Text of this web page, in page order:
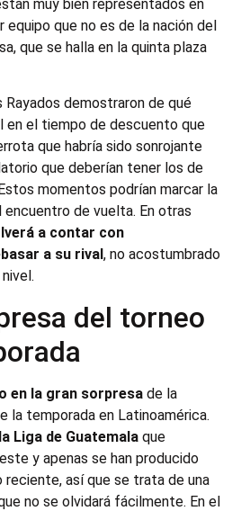
muy bien representados en
que no es de la nación del
que se halla en la quinta plaza
Rayados demostraron de qué
en el tiempo de descuento que
que habría sido sonrojante
que deberían tener los de
momentos podrían marcar la
de vuelta. En otras
a contar con
a su rival , no acostumbrado
del torneo
en la gran sorpresa de la
la temporada en Latinoamérica.
la Liga de Guatemala que
y apenas se han producido
reciente, así que se trata de una
no se olvidará fácilmente. En el